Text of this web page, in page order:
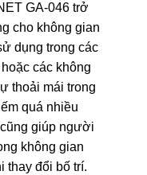
GA-046 trở
cho không gian
dụng trong các
các không
thoải mái trong
quá nhiều
giúp người
không gian
thay đổi bố trí.